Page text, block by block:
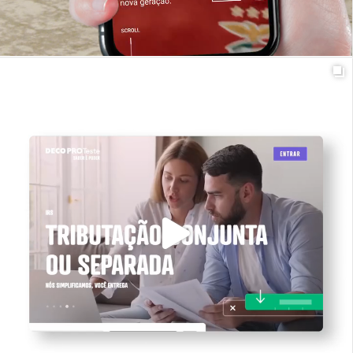
#momentostinsight #equipatinsight #t_alents
originar uma alegria que não tem fim. Porque isto não é
só futebol. É o Benfica!
No 𝘬𝘰𝘳𝘯𝘦𝘳 𝘥𝘪𝘨𝘪𝘵𝘢𝘭
apresentamos os equipamentos da época 25/26, onde os
benfiquistas podem descobrir os detalhes da camisola
principal vermelha e das alternativas branca e bege, e
encomendar o novo equipamento, uma ligação direta ao
ADN do Benfica: popular, autêntico e nascido no coração
do povo.
Link na bio para conhecer e comprar
os equipamentos principal e alternativos. Gestão Conta:
@jcastanheira80 @jp_eugenio @tiiagonobre Product
Owner: @joaodaviduarte Desenvolvimento:
t_insight 1y
